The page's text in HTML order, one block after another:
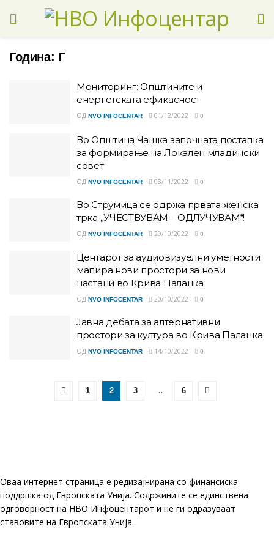
Година: Г
Мониторинг: Општините и
енергетската ефикасност
ОД NVO INFOCENTAR 01/12/2022 0
Во Општина Чашка започната постапка
за формирање на Локален младински
совет
ОД NVO INFOCENTAR 03/11/2022 0
Во Струмица се одржа првата женска
трка „УЧЕСТВУВАМ – ОДЛУЧУВАМ“!
ОД NVO INFOCENTAR 29/10/2022 0
Центарот за аудиовизуелни уметности
мапира нови простори за нови
настани во Крива Паланка
ОД NVO INFOCENTAR 20/10/2022 0
Јавна дебата за алтернативни
простори за култура во Крива Паланка
ОД NVO INFOCENTAR 14/10/2022 0
1 2 3 … 6
Оваа интернет страница е редизајнирана со финансиска
поддршка од Европската Унија. Содржините се единствена
одговорност на НВО Инфоцентарот и не ги одразуваат
ставовите на Европската Унија.